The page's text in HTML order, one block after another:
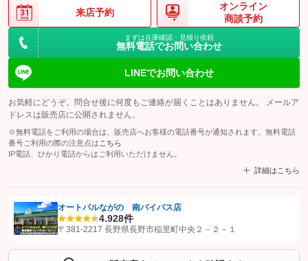
来店予約
オンライン
商談予約
まずは在庫確認・見積り依頼
無料電話でお問い合わせ
LINEでお問い合わせ
お気軽にどうぞ。問合せ後に何度もご連絡が届くことはありません。 メールア
ドレスは販売店に公開されません。
※無料電話をご利用の場合は、販売店へお客様の電話番号が通知されます。無料電話
番号ご利用の際の注意点は こちら
IP電話、ひかり電話からはご利用いただけません。
詳細はこちら
【STEP1】認証画面でグーネットを友だち追加してから「許可する」ボタンを押
オートパルながの 南バイパス店
4.928件
〒381-2217 長野県長野市稲里町中央２－２－１